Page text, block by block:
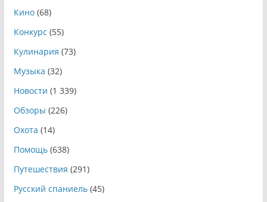
Кино(68)
Конкурс (55)
Кулинария (73)
Музыка (32)
Новости (1 339)
Обзоры (226)
Охота (14)
Помощь(638)
Путешествия (291)
Русский спаниель(45)